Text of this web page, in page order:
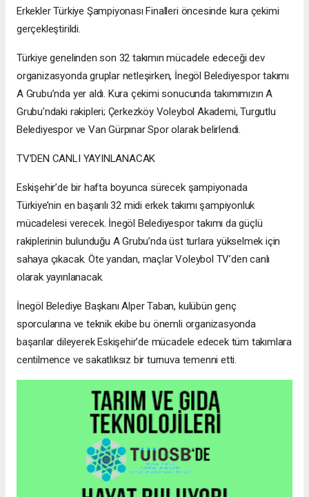
Erkekler Türkiye Şampiyonası Finalleri öncesinde kura çekimi
gerçekleştirildi.
Türkiye genelinden son 32 takımın mücadele edeceği dev
organizasyonda gruplar netleşirken, İnegöl Belediyespor takımı
A Grubu’nda yer aldı. Kura çekimi sonucunda takımımızın A
Grubu’ndaki rakipleri; Çerkezköy Voleybol Akademi, Turgutlu
Belediyespor ve Van Gürpınar Spor olarak belirlendi.
TV’DEN CANLI YAYINLANACAK
Eskişehir’de bir hafta boyunca sürecek şampiyonada
Türkiye’nin en başarılı 32 midi erkek takımı şampiyonluk
mücadelesi verecek. İnegöl Belediyespor takımı da güçlü
rakiplerinin bulunduğu A Grubu’nda üst turlara yükselmek için
sahaya çıkacak. Öte yandan, maçlar Voleybol TV’den canlı
olarak yayınlanacak.
İnegöl Belediye Başkanı Alper Taban, kulübün genç
sporcularına ve teknik ekibe bu önemli organizasyonda
başarılar dileyerek Eskişehir’de mücadele edecek tüm takımlara
centilmence ve sakatlıksız bir turnuva temenni etti.